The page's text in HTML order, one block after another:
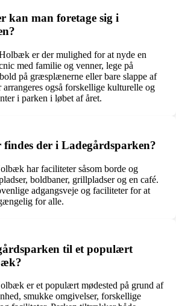
kan man foretage sig i
er der mulighed for at nyde en
med familie og venner, lege på
på græsplænerne eller bare slappe af
også forskellige kulturelle og
i parken i løbet af året.
der i Ladegårdsparken?
har faciliteter såsom borde og
boldbaner, grillpladser og en café.
adgangsveje og faciliteter for at
for alle.
til et populært
er et populært mødested på grund af
smukke omgivelser, forskellige